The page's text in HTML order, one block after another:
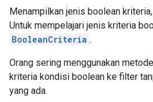
Menampilkan jenis boolean
Untuk mempelajari jenis kriteria
BooleanCriteria .
Orang sering menggunakan
kriteria kondisi boolean ke filter
yang ada.